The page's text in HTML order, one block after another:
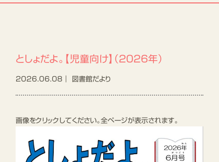
施設案内
としょだよ。【児童向け】（2026年）
2026.06.08｜ 図書館だより
画像をクリックしてください。全ページが表示されます。